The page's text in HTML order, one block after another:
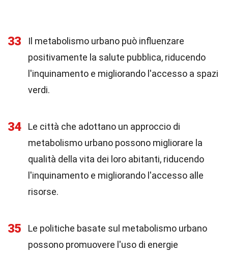
33
Il metabolismo urbano può influenzare
positivamente la salute pubblica, riducendo
l'inquinamento e migliorando l'accesso a spazi
verdi.
34
Le città che adottano un approccio di
metabolismo urbano possono migliorare la
qualità della vita dei loro abitanti, riducendo
l'inquinamento e migliorando l'accesso alle
risorse.
35
Le politiche basate sul metabolismo urbano
possono promuovere l'uso di energie